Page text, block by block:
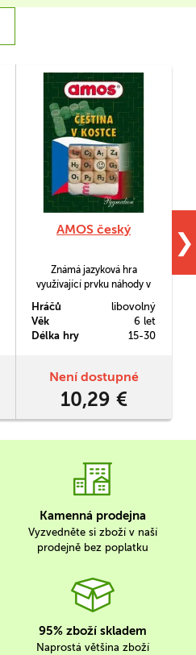
AMOS český
Známá jazyková hra
využívající prvku náhody v
Hráčů
libovolný
Věk
6 let
Délka hry
15-30
Není dostupné
10,29 €
❯
Kamenná prodejna
Vyzvedněte si zboží v naší
prodejně bez poplatku
95% zboží skladem
Naprostá většina zboží